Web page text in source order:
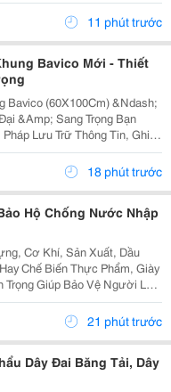
Với Giá 4.7 Tỷ - Căn Hộ...
11 phút trước
Bavico Mới - Thiết
Bavico (60X100Cm) &Ndash;
&Amp; Sang Trọng Bạn
Lưu Trữ Thông Tin, Ghi
Lợi Vừa Nâng Tầm Thẩm Mỹ
Làm Việc? Bảng Ghim18 phút trước
Hộ Chống Nước Nhập
Cơ Khí, Sản Xuất, Dầu
Chế Biến Thực Phẩm, Giày
Trọng Giúp Bảo Vệ Người Lao
Tiềm Ẩn Trong Môi Trường
Công Việc Thường Xuyên...
21 phút trước
Dây Đai Băng Tải, Dây